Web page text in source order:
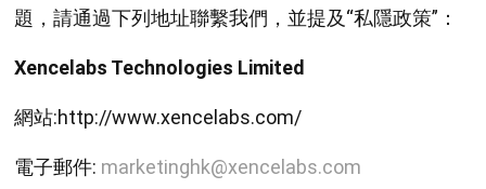
題，請通過下列地址聯繫我們，並提及“私隱政策”：
Xencelabs Technologies Limited
網站:http://www.xencelabs.com/
電子郵件: marketinghk@xencelabs.com